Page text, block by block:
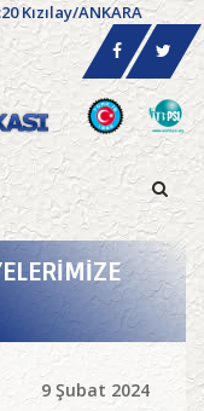
Kızılay/ANKARA
9 Şubat 2024